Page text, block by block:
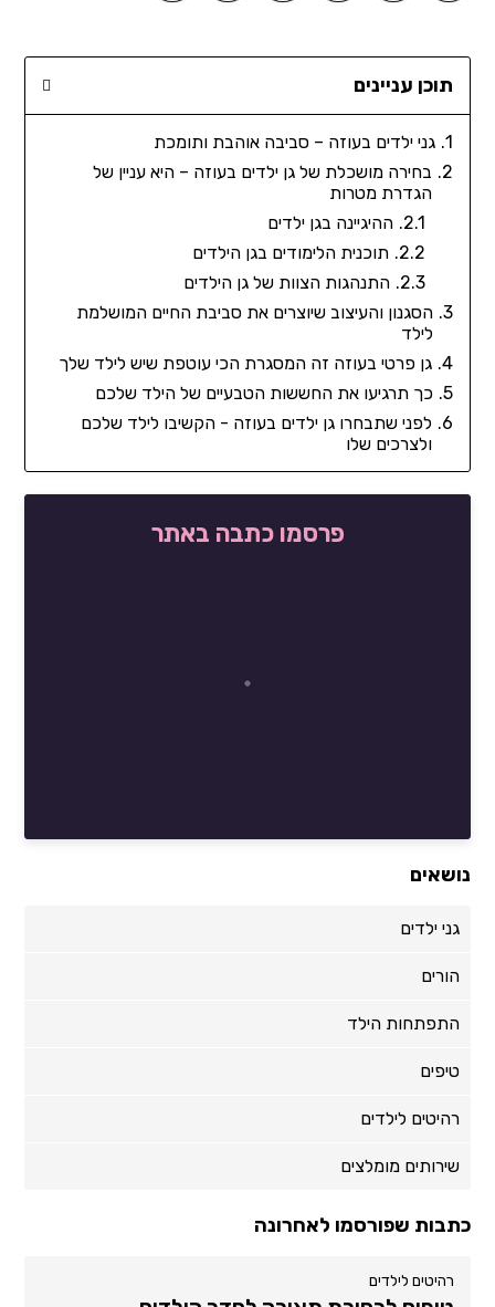
תוכן עניינים
גני ילדים בעוזה – סביבה אוהבת ותומכת
בחירה מושכלת של גן ילדים בעוזה – היא עניין של
הגדרת מטרות
ההיגיינה בגן ילדים
תוכנית הלימודים בגן הילדים
התנהגות הצוות של גן הילדים
הסגנון והעיצוב שיוצרים את סביבת החיים המושלמת
לילד
גן פרטי בעוזה זה המסגרת הכי עוטפת שיש לילד שלך
כך תרגיעו את החששות הטבעיים של הילד שלכם
לפני שתבחרו גן ילדים בעוזה - הקשיבו לילד שלכם
ולצרכים שלו
פרסמו כתבה באתר
נושאים
גני ילדים
הורים
התפתחות הילד
טיפים
רהיטים לילדים
שירותים מומלצים
כתבות שפורסמו לאחרונה
רהיטים לילדים